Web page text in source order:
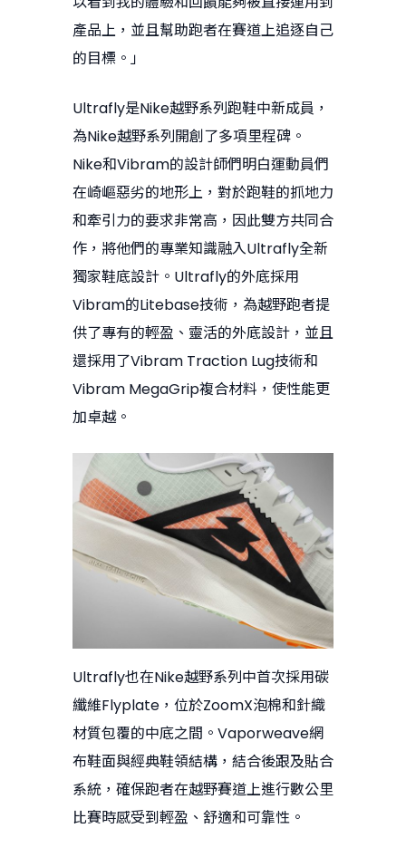
產品上，並且幫助跑者在賽道上追逐自己
的目標。」
Ultrafly是Nike越野系列跑鞋中新成員，
為Nike越野系列開創了多項里程碑。
Nike和Vibram的設計師們明白運動員們
在崎嶇惡劣的地形上，對於跑鞋的抓地力
和牽引力的要求非常高，因此雙方共同合
作，將他們的專業知識融入Ultrafly全新
獨家鞋底設計。Ultrafly的外底採用
Vibram的Litebase技術，為越野跑者提
供了專有的輕盈、靈活的外底設計，並且
還採用了Vibram Traction Lug技術和
Vibram MegaGrip複合材料，使性能更
加卓越。
Ultrafly也在Nike越野系列中首次採用碳
纖維Flyplate，位於ZoomX泡棉和針織
材質包覆的中底之間。Vaporweave網
布鞋面與經典鞋領結構，結合後跟及貼合
系統，確保跑者在越野賽道上進行數公里
比賽時感受到輕盈、舒適和可靠性。